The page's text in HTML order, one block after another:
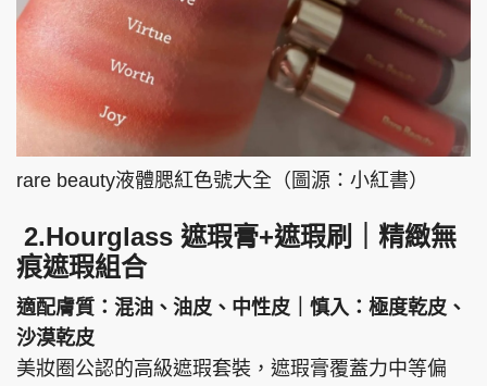
rare beauty液體腮紅色號大全（圖源：小紅書）
2.Hourglass 遮瑕膏+遮瑕刷｜精緻無
痕遮瑕組合
適配膚質：混油、油皮、中性皮｜慎入：極度乾皮、
沙漠乾皮
美妝圈公認的高級遮瑕套裝，遮瑕膏覆蓋力中等偏